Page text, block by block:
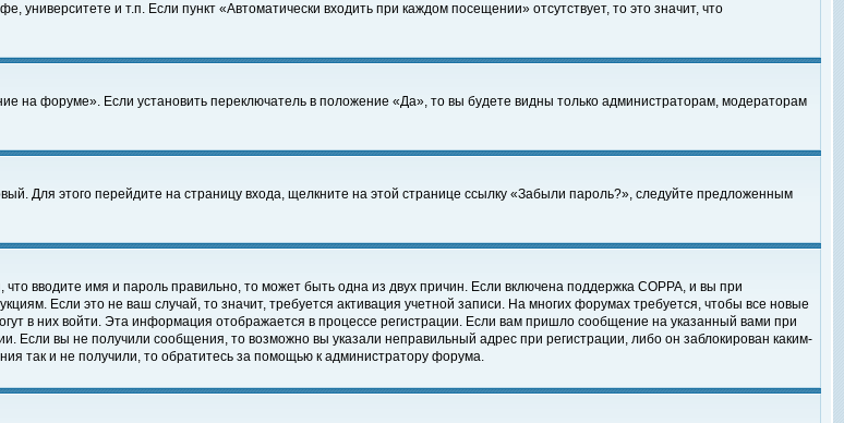
и т.п. Если пункт «Автоматически входить при каждом посещении» отсутствует, то это значит, что
на форуме». Если установить переключатель в положение «Да», то вы будете видны только администраторам, модераторам
Для этого перейдите на страницу входа, щелкните на этой странице ссылку «Забыли пароль?», следуйте предложенным
вводите имя и пароль правильно, то может быть одна из двух причин. Если включена поддержка COPPA, и вы при
Если это не ваш случай, то значит, требуется активация учетной записи. На многих форумах требуется, чтобы все новые
в них войти. Эта информация отображается в процессе регистрации. Если вам пришло сообщение на указанный вами при
Если вы не получили сообщения, то возможно вы указали неправильный адрес при регистрации, либо он заблокирован каким-
так и не получили, то обратитесь за помощью к администратору форума.